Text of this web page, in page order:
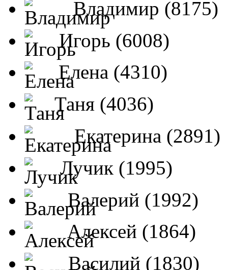
Владимир (8175)
Игорь (6008)
Елена (4310)
Таня (4036)
Екатерина (2891)
Лучик (1995)
Валерий (1992)
Алексей (1864)
Василий (1830)